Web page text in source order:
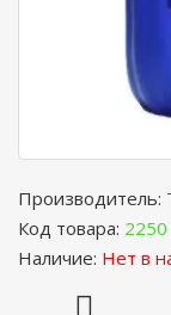
Производитель:
Код товара: 2250
Наличие: Нет в